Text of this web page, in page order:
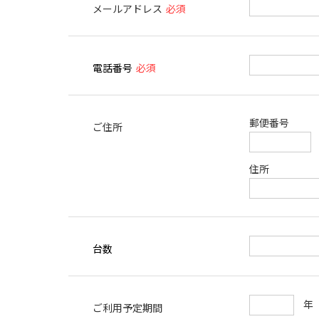
メールアドレス 必須
電話番号 必須
ご住所 郵便番号
住所
台数
ご利用予定期間 年